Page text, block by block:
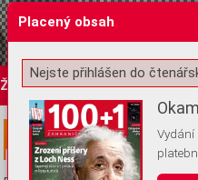
Žádost o souhlas s
Placený obsah
Nejste přihlášen do
Vydání